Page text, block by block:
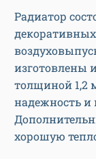
Радиатор
изготовлены
толщиной 1,2
надежность и
хорошую